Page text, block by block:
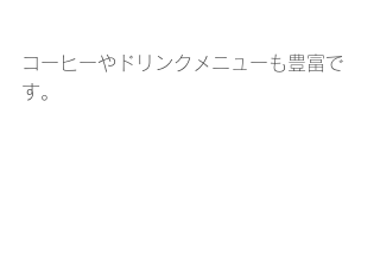
コーヒーやドリンクメニューも豊富で
す。